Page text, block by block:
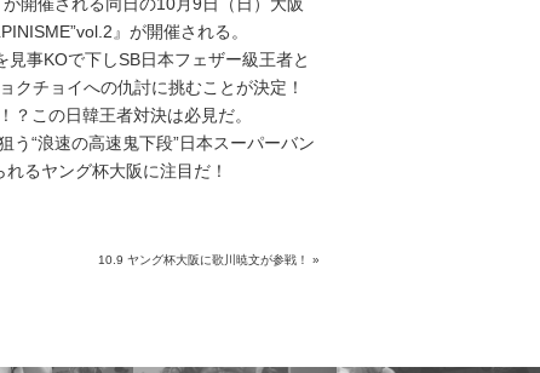
開催される同日の10月9日（日）大阪
』が開催される。
事KOで下しSB日本フェザー級王者と
クチョイへの仇討に挑むことが決定！
この日韓王者対決は必見だ。
“浪速の高速鬼下段”日本スーパーバン
るヤング杯大阪に注目だ！
10.9 ヤング杯大阪に歌川暁文が参戦！ »